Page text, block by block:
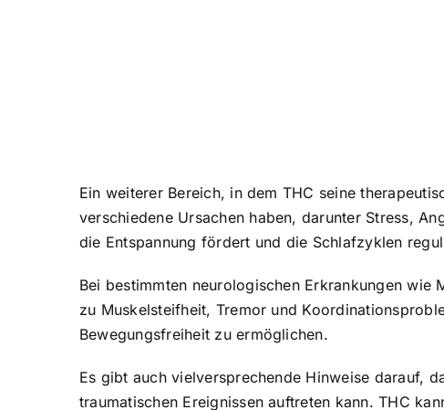
Ein weiterer Bereich, in dem THC seine
verschiedene Ursachen haben, darunter Stress,
die Entspannung fördert und die Schlafzyklen
Bei bestimmten neurologischen Erkrankungen wie
zu Muskelsteifheit, Tremor und
Bewegungsfreiheit zu ermöglichen.
Es gibt auch vielversprechende Hinweise darauf,
traumatischen Ereignissen auftreten kann. THC